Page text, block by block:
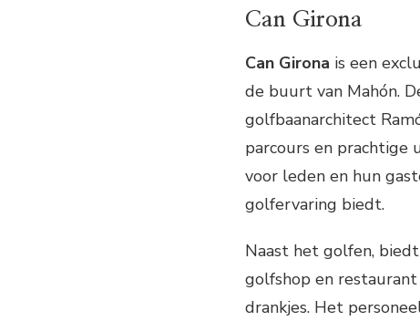
Can Girona
Can Girona is een
de buurt van Mahón.
golfbaanarchitect
parcours en prachtige
voor leden en hun
golfervaring biedt.
Naast het golfen,
golfshop en
drankjes. Het